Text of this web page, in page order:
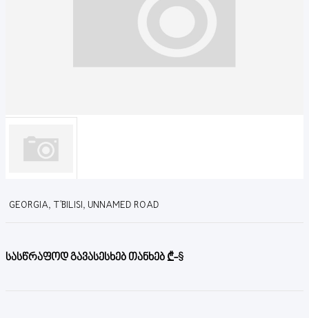
GEORGIA, T'BILISI, UNNAMED ROAD
სასწრაფოდ გავასესხებ თანხებ ₾-$